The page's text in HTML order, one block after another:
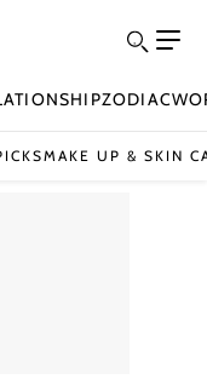
ZODIAC
MAKE UP & SKIN